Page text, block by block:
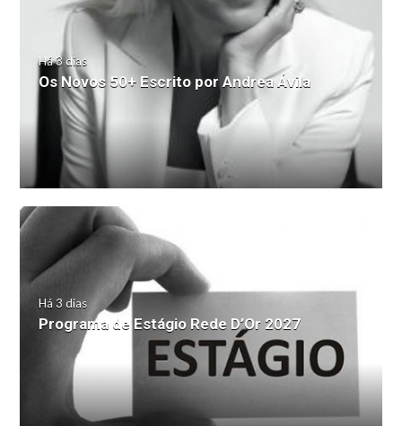
Há 3 dias
Os Novos 50+ Escrito por Andrea Ávila
Há 3 dias
Programa de Estágio Rede D’Or 2027